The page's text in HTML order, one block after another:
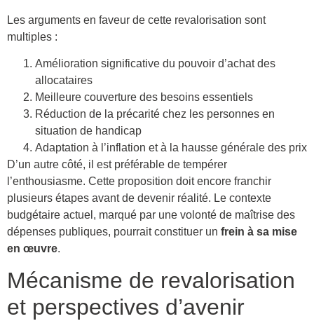
Les arguments en faveur de cette revalorisation sont
multiples :
Amélioration significative du pouvoir d’achat des
allocataires
Meilleure couverture des besoins essentiels
Réduction de la précarité chez les personnes en
situation de handicap
Adaptation à l’inflation et à la hausse générale des prix
D’un autre côté, il est préférable de tempérer
l’enthousiasme. Cette proposition doit encore franchir
plusieurs étapes avant de devenir réalité. Le contexte
budgétaire actuel, marqué par une volonté de maîtrise des
dépenses publiques, pourrait constituer un frein à sa mise
en œuvre.
Mécanisme de revalorisation
et perspectives d’avenir